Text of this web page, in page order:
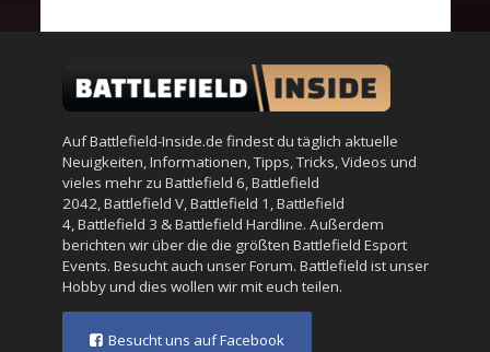
Auf Battlefield-Inside.de findest du täglich aktuelle
Neuigkeiten, Informationen, Tipps, Tricks, Videos und
vieles mehr zu Battlefield 6,Battlefield
2042,Battlefield V,Battlefield 1 ,Battlefield
4,Battlefield 3 &Battlefield Hardline. Außerdem
berichten wir über die die größten Battlefield Esport
Events. Besucht auch unserForum. Battlefield ist unser
Hobby und dies wollen wir mit euch teilen.
Besucht uns auf Facebook